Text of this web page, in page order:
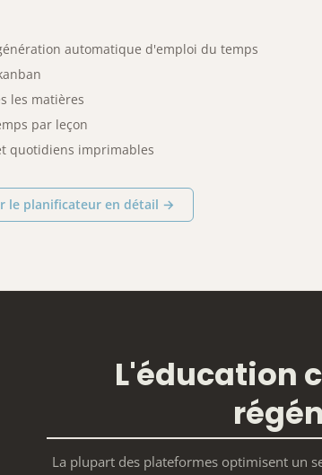
automatique d'emploi du temps
les matières
par leçon
quotidiens imprimables
le planificateur en détail →
L'éducation
La plupart des plateformes optimisent un